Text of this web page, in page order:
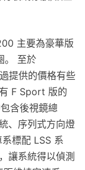
主要為豪華版
。 至於
提供的價格有些
F Sport 版的
含後視鏡總
、序列式方向燈
標配 LSS 系
讓系統得以偵測